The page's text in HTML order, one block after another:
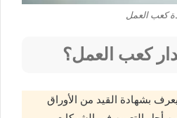
كعب العمل
كعب العمل؟
بشهادة القيد من الأوراق